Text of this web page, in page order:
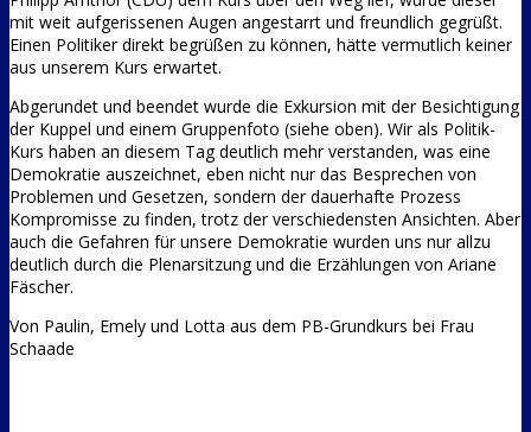
mit weit aufgerissenen Augen angestarrt und freundlich gegrüßt.
Einen Politiker direkt begrüßen zu können, hätte vermutlich keiner
aus unserem Kurs erwartet.
Abgerundet und beendet wurde die Exkursion mit der Besichtigung
der Kuppel und einem Gruppenfoto (siehe oben). Wir als Politik-
Kurs haben an diesem Tag deutlich mehr verstanden, was eine
Demokratie auszeichnet, eben nicht nur das Besprechen von
Problemen und Gesetzen, sondern der dauerhafte Prozess
Kompromisse zu finden, trotz der verschiedensten Ansichten. Aber
auch die Gefahren für unsere Demokratie wurden uns nur allzu
deutlich durch die Plenarsitzung und die Erzählungen von Ariane
Fäscher.
Von Paulin, Emely und Lotta aus dem PB-Grundkurs bei Frau
Schaade